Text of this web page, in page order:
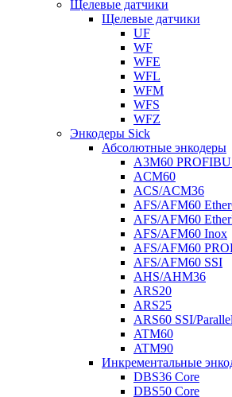
Щелевые датчики
Щелевые датчики
UF
WF
WFE
WFL
WFM
WFS
WFZ
Энкодеры Sick
Абсолютные энкодеры
A3M60
ACM60
ACS/ACM36
AFS/AFM60
AFS/AFM60
AFS/AFM60 Inox
AFS/AFM60
AFS/AFM60 SSI
AHS/AHM36
ARS20
ARS25
ARS60 SSI/Parallel
ATM60
ATM90
Инкрементальные
DBS36 Core
DBS50 Core